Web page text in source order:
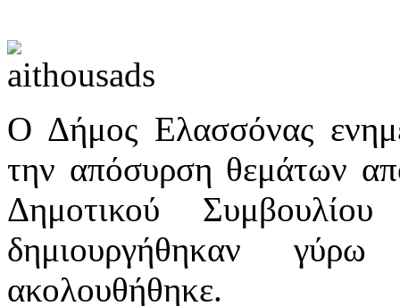
Ο Δήμος Ελασσόνας
την απόσυρση θεμάτων
Δημοτικού
δημιουργήθηκαν
ακολουθήθηκε.